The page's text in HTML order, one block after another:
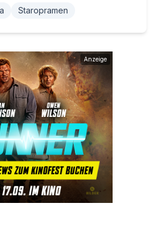
Staropramen
Anzeige